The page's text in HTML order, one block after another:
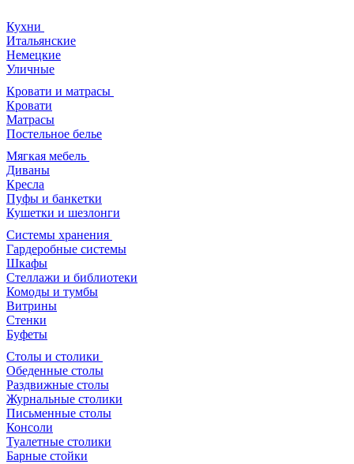
Кухни
Итальянские
Немецкие
Уличные
Кровати и матрасы
Кровати
Матрасы
Постельное белье
Мягкая мебель
Диваны
Кресла
Пуфы и банкетки
Кушетки и шезлонги
Системы хранения
Гардеробные системы
Шкафы
Стеллажи и библиотеки
Комоды и тумбы
Витрины
Стенки
Буфеты
Столы и столики
Обеденные столы
Раздвижные столы
Журнальные столики
Письменные столы
Консоли
Туалетные столики
Барные стойки